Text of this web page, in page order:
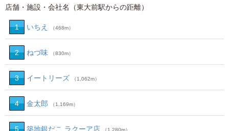
店舗・施設・会社名（東大前駅からの距離）
1 いちえ （468m）
2 ねづ味 （830m）
3 イートリーズ （1,062m）
4 金太郎 （1,169m）
5 築地銀だこ ラクーア店 （1,280m）